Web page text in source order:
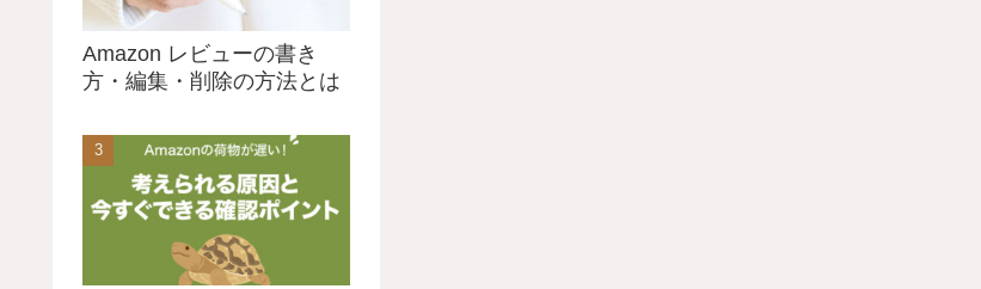
Amazon レビューの書き
方・編集・削除の方法とは